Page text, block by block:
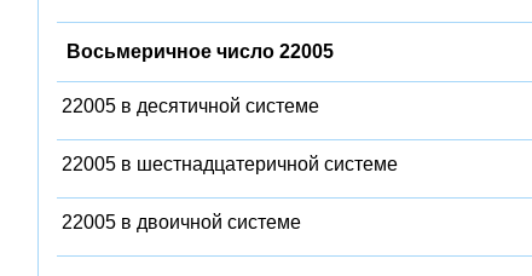
Восьмеричное число 22005
22005 в десятичной системе
22005 в шестнадцатеричной системе
22005 в двоичной системе